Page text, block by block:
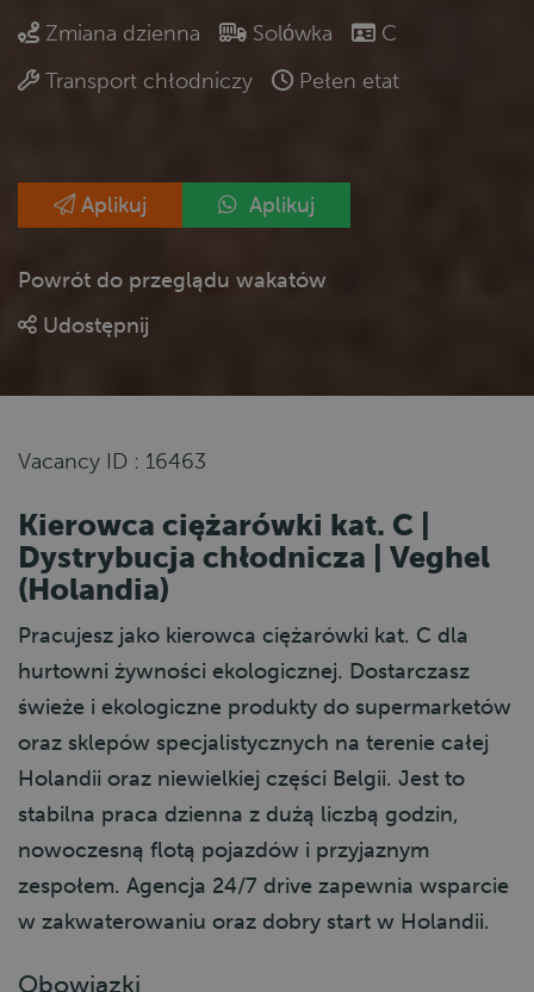
Zmiana dzienna
Solόwka
C
Transport chłodniczy
Pełen etat
Aplikuj Aplikuj
Powrót do przeglądu wakatów
Udostępnij
Vacancy ID : 16463
Kierowca ciężarówki kat. C |
Dystrybucja chłodnicza | Veghel
(Holandia)
Pracujesz jako kierowca ciężarówki kat. C dla
hurtowni żywności ekologicznej. Dostarczasz
świeże i ekologiczne produkty do supermarketów
oraz sklepów specjalistycznych na terenie całej
Holandii oraz niewielkiej części Belgii. Jest to
stabilna praca dzienna z dużą liczbą godzin,
nowoczesną flotą pojazdów i przyjaznym
zespołem. Agencja 24/7 drive zapewnia wsparcie
w zakwaterowaniu oraz dobry start w Holandii.
Obowiązki